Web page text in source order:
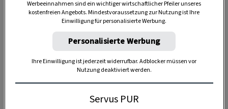
Anzeige
Werbeeinnahmen sind ein wichtiger wirtschaftlicher Pfeiler unseres
kostenfreien Angebots. Mindestvoraussetzung zur Nutzung ist Ihre
Einwilligung für personalisierte Werbung.
Personalisierte Werbung
Ihre Einwilligung ist jederzeit widerrufbar. Adblocker müssen vor
Nutzung deaktiviert werden.
Servus PUR